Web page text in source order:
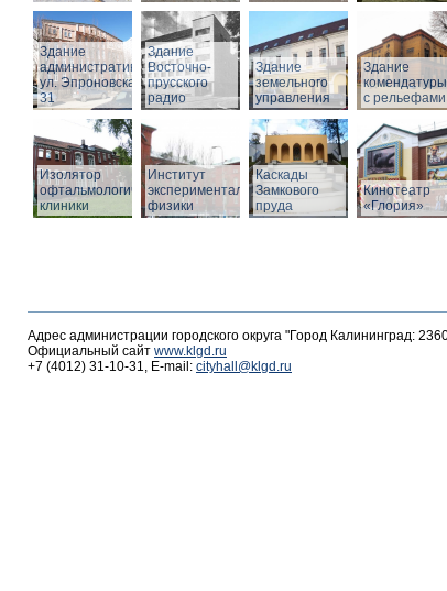
Здание
административное,
ул. Эпроновская,
31
Здание
Восточно-
прусского
радио
Здание
земельного
управления
Здание
комендатуры
с рельефами
Изолятор
офтальмологической
клиники
Институт
экспериментальной
физики
Каскады
Замкового
пруда
Кинотеатр
«Глория»
Адрес администрации городского округа "Город Калининград:
Официальный сайт www.klgd.ru
+7 (4012) 31-10-31, E-mail: cityhall@klgd.ru